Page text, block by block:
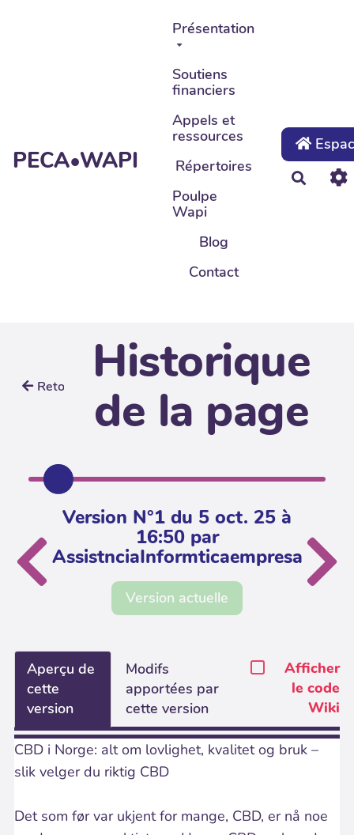
Aller au contenu principal
PECA•WAPI
Présentation
Soutiens
financiers
Appels et
ressources
Répertoires
Poulpe
Wapi
Blog
Contact
Retour
Historique
de la page
Version N°1 du 5 oct. 25 à
16:50 par
AssistnciaInformticaempresa
Version actuelle
Aperçu de
cette
version
Modifs
apportées par
cette version
Afficher
le code
Wiki